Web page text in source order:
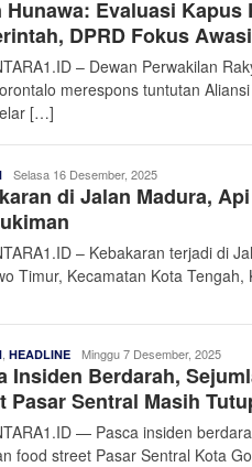
Nusantara
Hunawa: Evaluasi Kapus
DPRD Fokus
– Dewan Perwakilan
merespons tuntutan
[…]
Admin
Nusantara
Selasa 16 Desember, 2025
di Jalan Madura,
– Kebakaran terjadi di
Timur, Kecamatan Kota
HEADLINE Admin
Nusantara
Minggu 7 Desember, 2025
Insiden Berdarah,
Pasar Sentral Masih
— Pasca insiden
food street Pasar Sentral Kota